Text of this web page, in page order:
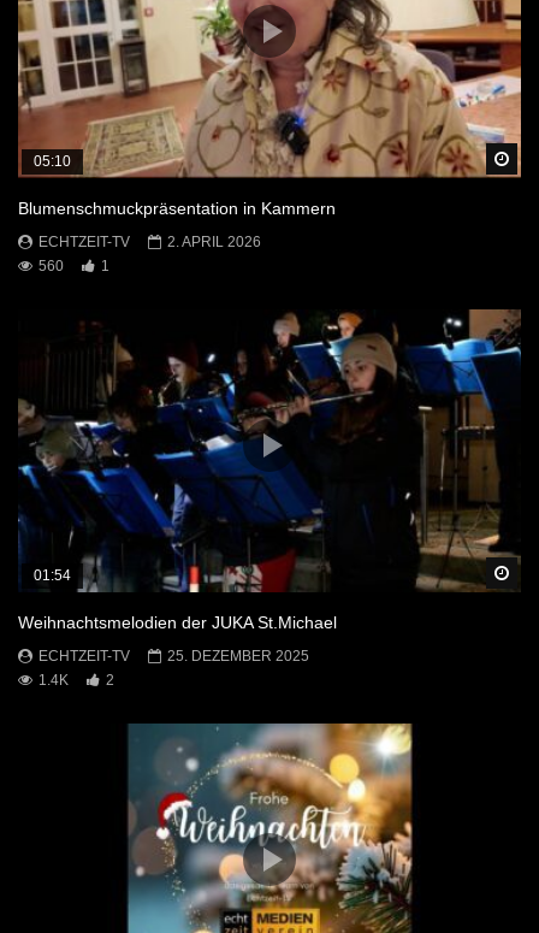
05:10
Blumenschmuckpräsentation in Kammern
ECHTZEIT-TV
2. APRIL 2026
560
1
01:54
Weihnachtsmelodien der JUKA St.Michael
ECHTZEIT-TV
25. DEZEMBER 2025
1.4K
2